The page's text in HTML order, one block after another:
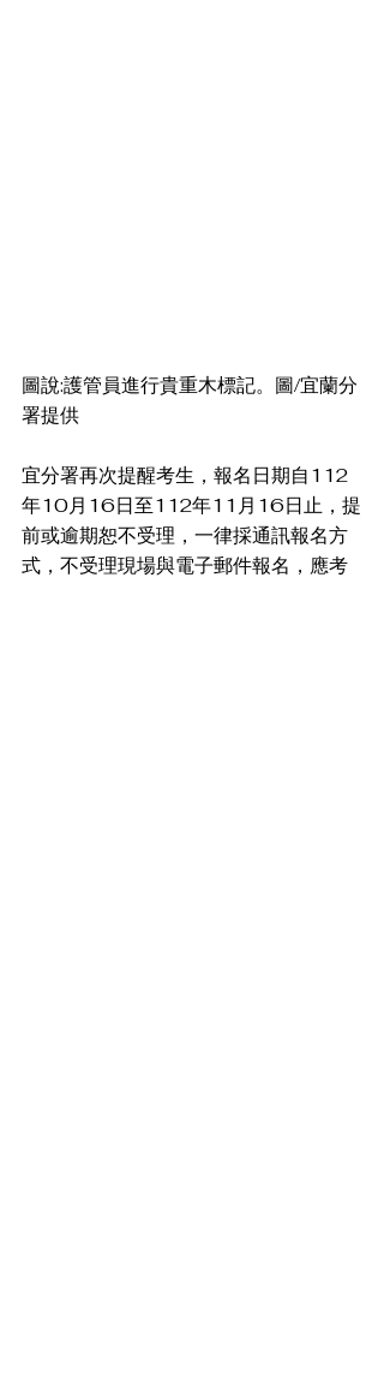
圖說:護管員進行貴重木標記。圖/宜蘭分
署提供
宜分署再次提醒考生，報名日期自112
年10月16日至112年11月16日止，提
前或逾期恕不受理，一律採通訊報名方
式，不受理現場與電子郵件報名，應考